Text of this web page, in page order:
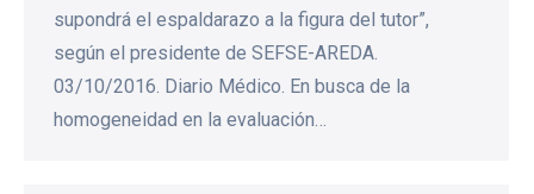
supondrá el espaldarazo a la figura del tutor”,
según el presidente de SEFSE-AREDA.
03/10/2016. Diario Médico. En busca de la
homogeneidad en la evaluación…